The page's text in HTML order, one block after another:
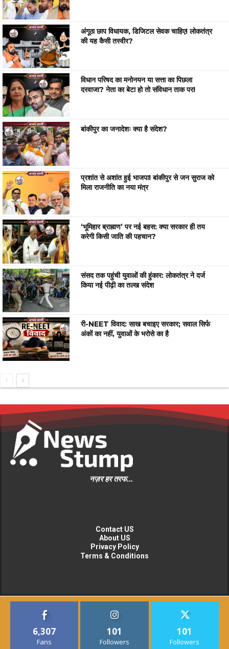
अंगूठा छाप विधायक, डिजिटल सेवक चाहिए! लोकतंत्र
की यह कैसी तस्वीर?
विधान परिषद का मनोनयन या सत्ता का पिछला
दरवाजा? नेता का बेटा हो तो संविधान ताक पर!
बांकीपुर का जनादेशः क्या है संदेश?
प्रशांत से अशांत हुई भाजपा! बांकीपुर से जन सुराज को
मिला राजनीति का नया मंत्र
‘भूमिहार ब्राह्मण’ पर नई बहस: क्या सरकार ही तय
करेगी किसी जाति की पहचान?
संसद तक पहुंची युवाओं की हुंकार: लोकतंत्र ने दर्ज
किया नई पीढ़ी का तल्ख संदेश
री-NEET विवाद: साख बचाइए सरकार; सवाल सिर्फ
अंकों का नहीं, युवाओं के भरोसे का है
नज़र हर तरफ...
Contact US
About US
Privacy Policy
Terms & Conditions
6,307
Fans
101
Followers
101
Followers